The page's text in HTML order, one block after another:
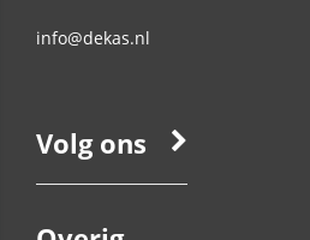
info@dekas.nl
Volg ons